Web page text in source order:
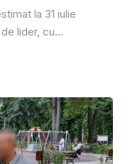
la 31 iulie
lider, cu...